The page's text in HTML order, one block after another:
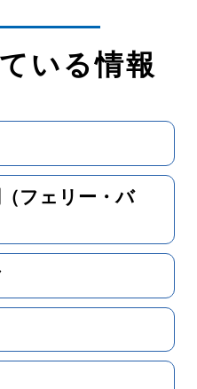
いる情報
フェリー・バ